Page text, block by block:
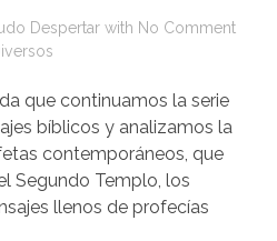
Despertar with No Comment
que continuamos la serie
bíblicos y analizamos la
contemporáneos, que
Segundo Templo, los
llenos de profecías